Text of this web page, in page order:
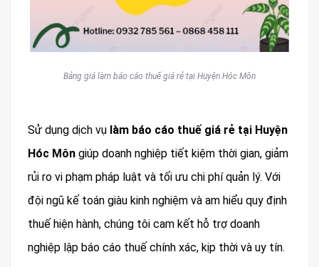
Bảng giá làm báo cáo thuế giá rẻ tại Huyện Hóc Môn
Sử dụng dịch vụ làm báo cáo thuế giá rẻ tại Huyện
Hóc Môn giúp doanh nghiệp tiết kiệm thời gian, giảm
rủi ro vi phạm pháp luật và tối ưu chi phí quản lý. Với
đội ngũ kế toán giàu kinh nghiệm và am hiểu quy định
thuế hiện hành, chúng tôi cam kết hỗ trợ doanh
nghiệp lập báo cáo thuế chính xác, kịp thời và uy tín.